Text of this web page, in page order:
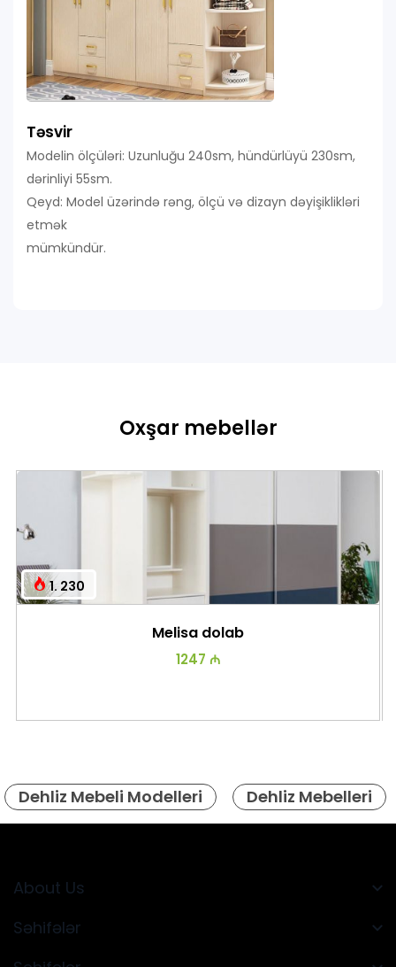
Təsvir
Modelin ölçüləri: Uzunluğu 240sm, hündürlüyü 230sm,
dərinliyi 55sm.
Qeyd: Model üzərində rəng, ölçü və dizayn dəyişiklikləri
etmək
mümkündür.
Oxşar mebellər
1. 230
Melisa dolab
1247 ₼
Dehliz Mebeli Modelleri Dehliz Mebelleri
About Us
Səhifələr